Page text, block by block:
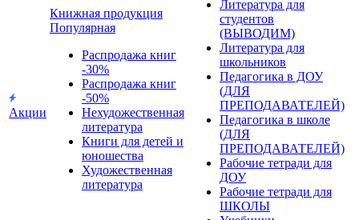
Акции
Книжная продукция
Популярная
Распродажа книг
-30%
Распродажа книг
-50%
Нехудожественная
литература
Книги для детей и
юношества
Художественная
литература
Литература для
студентов
(ВЫВОДИМ)
Литература для
школьников
Педагогика в ДОУ
(ДЛЯ
ПРЕПОДАВАТЕЛЕЙ)
Педагогика в школе
(ДЛЯ
ПРЕПОДАВАТЕЛЕЙ)
Рабочие тетради для
ДОУ
Рабочие тетради для
ШКОЛЫ